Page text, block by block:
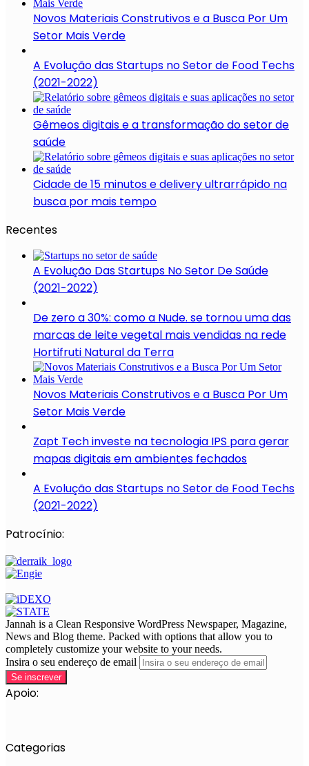
Novos Materiais Construtivos e a Busca Por Um
Setor Mais Verde
A Evolução das Startups no Setor de Food Techs
(2021-2022)
Gêmeos digitais e a transformação do setor de
saúde
Cidade de 15 minutos e delivery ultrarrápido na
busca por mais tempo
Recentes
A Evolução Das Startups No Setor De Saúde
(2021-2022)
De zero a 30%: como a Nude. se tornou uma das
marcas de leite vegetal mais vendidas na rede
Hortifruti Natural da Terra
Novos Materiais Construtivos e a Busca Por Um
Setor Mais Verde
Zapt Tech investe na tecnologia IPS para gerar
mapas digitais em ambientes fechados
A Evolução das Startups no Setor de Food Techs
(2021-2022)
Patrocínio:
Jannah is a Clean Responsive WordPress Newspaper, Magazine,
News and Blog theme. Packed with options that allow you to
completely customize your website to your needs.
Insira o seu endereço de email
Apoio:
Categorias